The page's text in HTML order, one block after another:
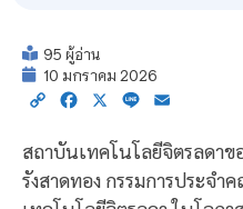
95 ผู้อ่าน
10 มกราคม 2026
Copy Facebook
X Line
สถาบันเทคโนโลยีจิตรลดาข
รังสาดทอง กรรมการประจ